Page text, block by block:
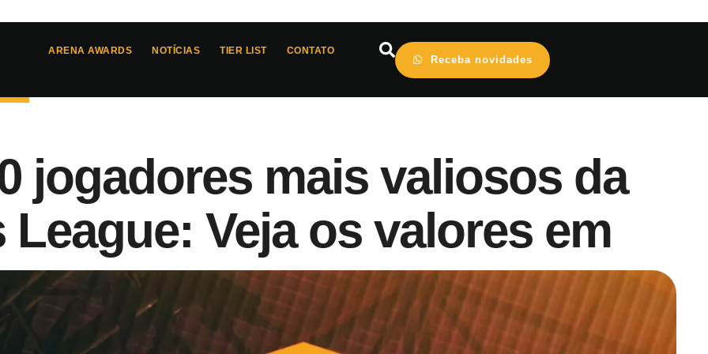
ARENA AWARDS NOTÍCIAS TIER LIST CONTATO
Receba novidades
jogadores mais valiosos da
Veja os valores em
10:48